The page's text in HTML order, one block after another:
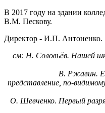
В 2017 году на здании
В.М. Пескову.
Директор - И.П. Антоненко.
см: Н. Соловьёв. Нашей
В. Ржавин.
представление, по-
О. Шевченко. Первый